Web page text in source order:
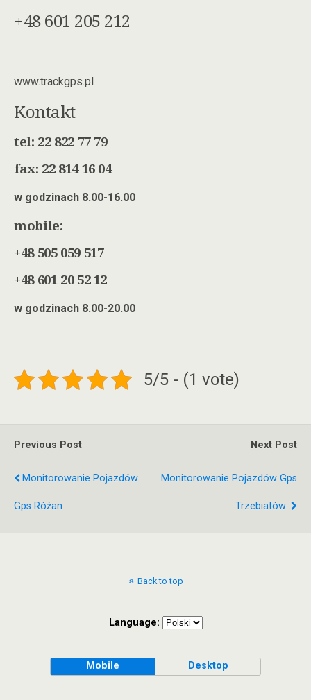
+48 601 205 212
www.trackgps.pl
Kontakt
tel: 22 822 77 79
fax: 22 814 16 04
w godzinach 8.00-16.00
mobile:
+48 505 059 517
+48 601 20 52 12
w godzinach 8.00-20.00
5/5 - (1 vote)
Previous Post
Monitorowanie Pojazdów
Gps Różan
Next Post
Monitorowanie Pojazdów Gps
Trzebiatów
Back to top
Language:
Mobile Desktop